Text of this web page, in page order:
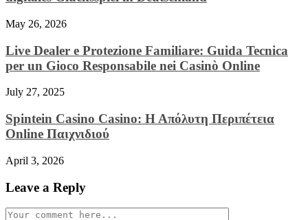
May 26, 2026
Live Dealer e Protezione Familiare: Guida Tecnica
per un Gioco Responsabile nei Casinò Online
July 27, 2025
Spintein Casino Casino: Η Απόλυτη Περιπέτεια
Online Παιχνιδιού
April 3, 2026
Leave a Reply
Comment